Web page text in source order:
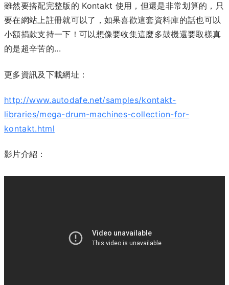
雖然要搭配完整版的 Kontakt 使用，但還是非常划算的，只
要在網站上註冊就可以了，如果喜歡這套資料庫的話也可以
小額捐款支持一下！可以想像要收集這麼多鼓機還要取樣真
的是超辛苦的...
更多資訊及下載網址：
http://www.autodafe.net/samples/kontakt-
libraries/mega-drum-machines-collection-for-
kontakt.html
影片介紹：